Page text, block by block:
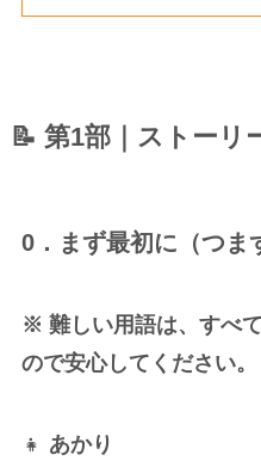
📝 第1部｜ストーリ
0．まず最初に（つま
※ 難しい用語は、すべ
ので安心してください。
👧 あかり